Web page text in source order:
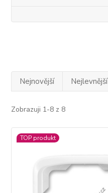
Nejnovější Nejlevnější
Zobrazuji 1-8 z 8
TOP produkt